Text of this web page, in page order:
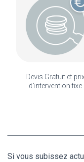
Devis Gratuit et
d'intervention fixe
Si vous subissez